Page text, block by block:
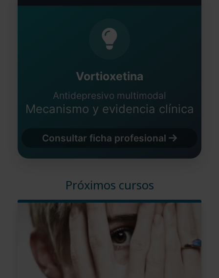
Vortioxetina
Antidepresivo multimodal
Mecanismo y evidencia clínica
Consultar ficha profesional
Próximos cursos